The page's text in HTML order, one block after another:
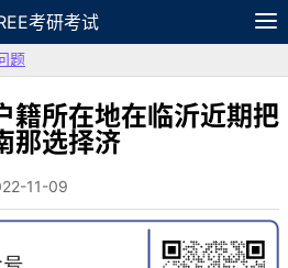
考研考试
APP
题
籍所在地在临沂近期把
那选择济
11-09